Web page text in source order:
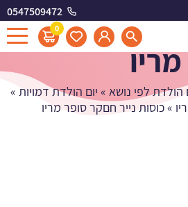
0547509472
0
חםקר סופר
מריו
הולדת לפי נושא » יום הולדת דמויות »
»כוסות נייר חםקר סופר מריו